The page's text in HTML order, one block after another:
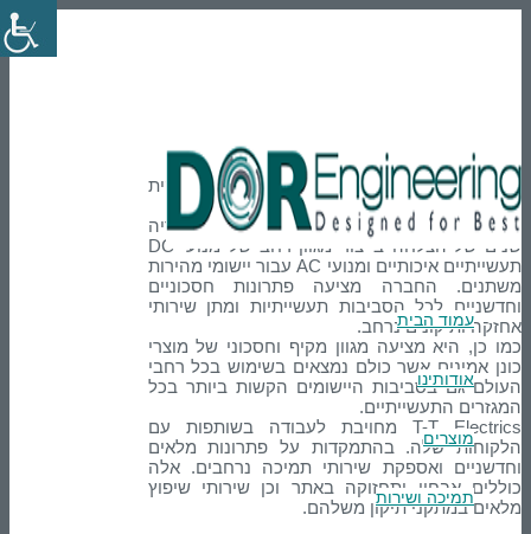
עמוד הבית
אודותינו
מוצרים
תמיכה ושירות
T-T Electric
T-T Electrics לשעבר Thrige Electric היא ספקית
ברמה עולמית של מנועי DC ו AC תעשייתיים.
החברה נוסדה לפני למעלה מ-115 שנים, מאחוריה
שנים של הצלחה בייצור מגוון רחב של מנועי DC
תעשייתיים איכותיים ומנועי AC עבור יישומי מהירות
משתנים. החברה מציעה פתרונות חסכוניים
וחדשניים לכל הסביבות תעשייתיות ומתן שירותי
אחזקה ותיקונים נרחב.
כמו כן, היא מציעה מגוון מקיף וחסכוני של מוצרי
כונן אמינים אשר כולם נמצאים בשימוש בכל רחבי
העולם גם בסביבות היישומים הקשות ביותר בכל
המגזרים התעשייתיים.
T-T Electrics מחויבת לעבודה בשותפות עם
הלקוחות שלה. בהתמקדות על פתרונות מלאים
וחדשניים ואספקת שירותי תמיכה נרחבים. אלה
כוללים אבחון ותחזוקה באתר וכן שירותי שיפוץ
מלאים במתקני תיקון משלהם.